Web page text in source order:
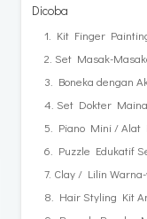
Dicoba
1. Kit Finger
2. Set Masak-
3. Boneka dengan
4. Set Dokter
5. Piano Mini / Alat
6. Puzzle Edukatif
7. Clay / Lilin
8. Hair Styling Kit